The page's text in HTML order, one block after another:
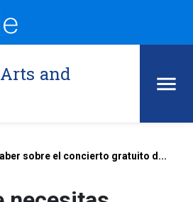
and
sobre el concierto gratuito d...